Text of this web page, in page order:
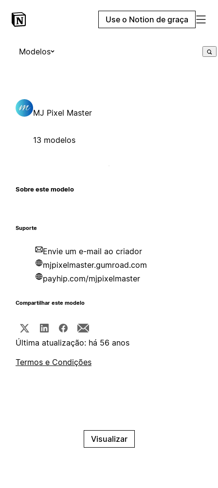
Use o Notion de graça
Modelos
MJ Pixel Master
13 modelos
Sobre este modelo
Suporte
Envie um e-mail ao criador
mjpixelmaster.gumroad.com
payhip.com/mjpixelmaster
Compartilhar este modelo
Última atualização: há 56 anos
Termos e Condições
Visualizar